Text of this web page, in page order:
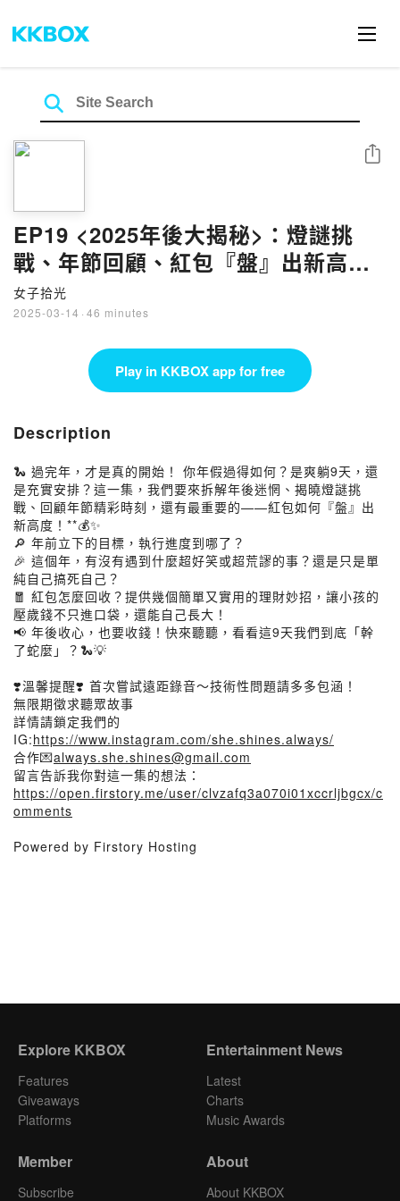
EP19 <2025年後大揭秘>：燈謎挑
戰、年節回顧、紅包『盤』出新高
度！這9天我們到底幹了蛇麼？
女子拾光
2025-03-14 · 46 minutes
Share
Play in KKBOX app for free
Description
🐍 過完年，才是真的開始！ 你年假過得如何？是爽躺9天，還
是充實安排？這一集，我們要來拆解年後迷惘、揭曉燈謎挑
戰、回顧年節精彩時刻，還有最重要的——紅包如何『盤』出
新高度！**💰✨
🔎 年前立下的目標，執行進度到哪了？
🎉 這個年，有沒有遇到什麼超好笑或超荒謬的事？還是只是單
純自己搞死自己？
🧧 紅包怎麼回收？提供幾個簡單又實用的理財妙招，讓小孩的
壓歲錢不只進口袋，還能自己長大！
📢 年後收心，也要收錢！快來聽聽，看看這9天我們到底「幹
了蛇麼」？🐍💡
❣️溫馨提醒❣️ 首次嘗試遠距錄音～技術性問題請多多包涵！
無限期徵求聽眾故事
詳情請鎖定我們的
IG:https://www.instagram.com/she.shines.always/
合作💌always.she.shines@gmail.com
留言告訴我你對這一集的想法：
https://open.firstory.me/user/clvzafq3a070i01xccrljbgcx/c
omments
Powered by Firstory Hosting
Explore KKBOX
Features
Giveaways
Platforms
Entertainment News
Latest
Charts
Music Awards
Member
Subscribe
About
About KKBOX